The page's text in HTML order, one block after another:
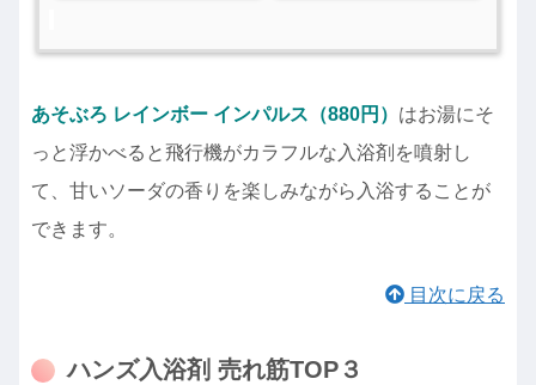
あそぶろ レインボー インパルス（880円） はお湯にそ
っと浮かべると飛行機がカラフルな入浴剤を噴射し
て、甘いソーダの香りを楽しみながら入浴することが
できます。
目次に戻る
ハンズ入浴剤 売れ筋TOP３